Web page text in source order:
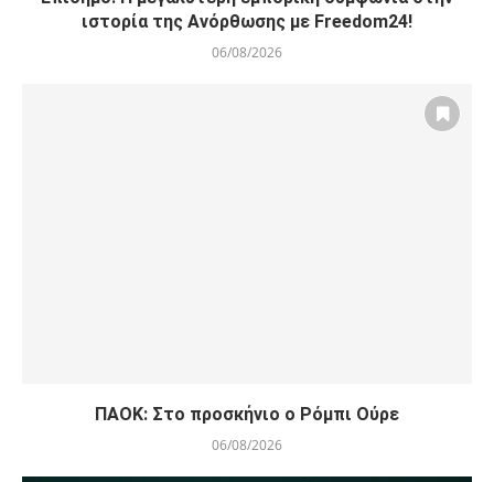
ιστορία της Ανόρθωσης με Freedom24!
06/08/2026
ΠΑΟΚ: Στο προσκήνιο ο Ρόμπι Ούρε
06/08/2026